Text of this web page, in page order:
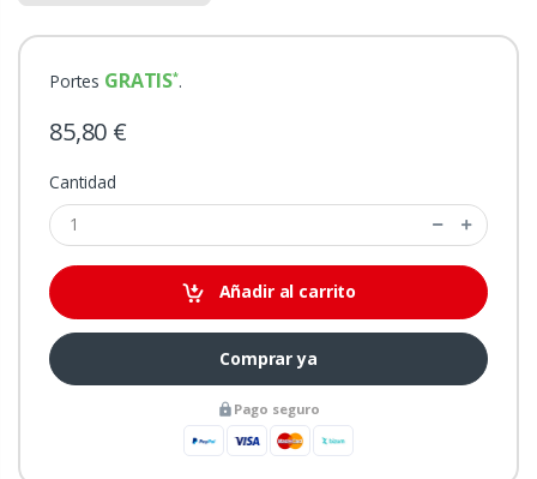
Portes GRATIS .
85,80 €
Cantidad
Añadir al carrito
Comprar ya
Pago seguro